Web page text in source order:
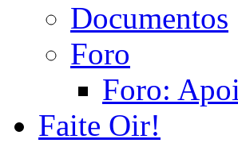
Documentos
Foro
Foro:
Faite Oir!